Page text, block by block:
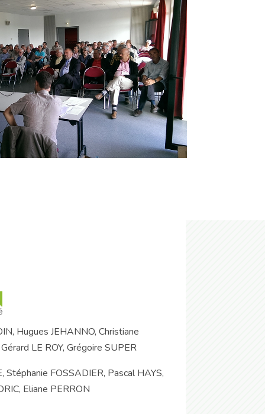
Hugues JEHANNO, Christiane
LE ROY, Grégoire SUPER
Stéphanie FOSSADIER, Pascal HAYS,
Eliane PERRON